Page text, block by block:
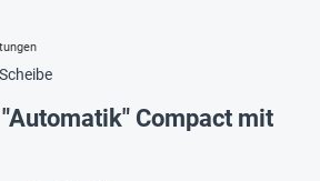
von 4.5 von 5 Sternen
Compact mit